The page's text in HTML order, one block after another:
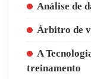
Análise de
Árbitro de
A
treinamento